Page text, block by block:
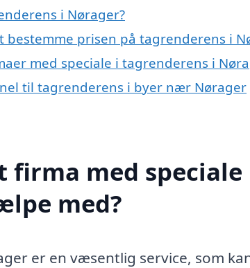
i Nørager?
bestemme prisen på tagrenderens i
med speciale i tagrenderens i
til tagrenderens i byer nær Nørager
firma med
med?
er en væsentlig service, som